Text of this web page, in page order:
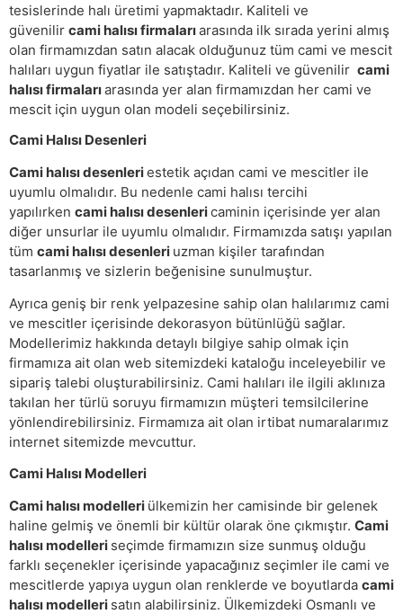
tesislerinde halı üretimi yapmaktadır. Kaliteli ve
güvenilir cami halısı firmalarıarasında ilk sırada yerini almış
olan firmamızdan satın alacak olduğunuz tüm cami ve mescit
halıları uygun fiyatlar ile satıştadır. Kaliteli ve güvenilir cami
halısı firmalarıarasında yer alan firmamızdan her cami ve
mescit için uygun olan modeli seçebilirsiniz.
Cami Halısı Desenleri
Cami halısı desenleriestetik açıdan cami ve mescitler ile
uyumlu olmalıdır. Bu nedenle cami halısı tercihi
yapılırken cami halısı desenlericaminin içerisinde yer alan
diğer unsurlar ile uyumlu olmalıdır. Firmamızda satışı yapılan
tüm cami halısı desenleri uzman kişiler tarafından
tasarlanmış ve sizlerin beğenisine sunulmuştur.
Ayrıca geniş bir renk yelpazesine sahip olan halılarımız cami
ve mescitler içerisinde dekorasyon bütünlüğü sağlar.
Modellerimiz hakkında detaylı bilgiye sahip olmak için
firmamıza ait olan web sitemizdeki kataloğu inceleyebilir ve
sipariş talebi oluşturabilirsiniz. Cami halıları ile ilgili aklınıza
takılan her türlü soruyu firmamızın müşteri temsilcilerine
yönlendirebilirsiniz. Firmamıza ait olan irtibat numaralarımız
internet sitemizde mevcuttur.
Cami Halısı Modelleri
Cami halısı modelleri ülkemizin her camisinde bir gelenek
haline gelmiş ve önemli bir kültür olarak öne çıkmıştır. Cami
halısı modelleri seçimde firmamızın size sunmuş olduğu
farklı seçenekler içerisinde yapacağınız seçimler ile cami ve
mescitlerde yapıya uygun olan renklerde ve boyutlarda cami
halısı modelleri satın alabilirsiniz. Ülkemizdeki Osmanlı ve